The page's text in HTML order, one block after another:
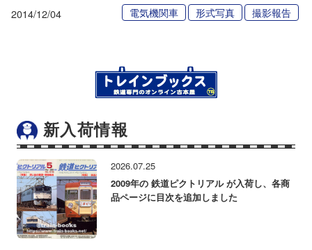
2014/12/04 電気機関車 形式写真 撮影報告
新入荷情報
2026.07.25
2009年の 鉄道ピクトリアル が入荷し、各商
品ページに目次を追加しました